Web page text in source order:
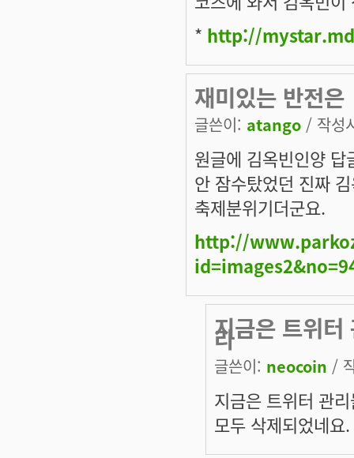
* http://
재미있는 반전은
글쓴이: atango / 작성
원글에 김옥빈인양
안 잠수탔었던 진짜
축제분위기더군요.
http://
지금은 트위
라
글쓴이: neocoin /
지금은 트위터 관
모두 삭제되었네요.